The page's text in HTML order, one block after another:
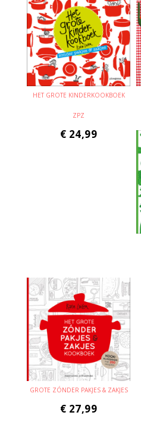
HET GROTE KINDERKOOKBOEK
ZPZ
€ 24,99
GROTE ZÓNDER PAKJES & ZAKJES
€ 27,99